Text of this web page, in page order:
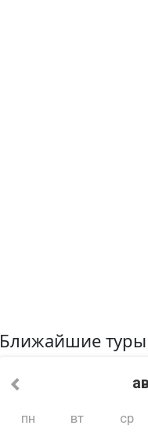
Ближайшие туры
пн вт ср